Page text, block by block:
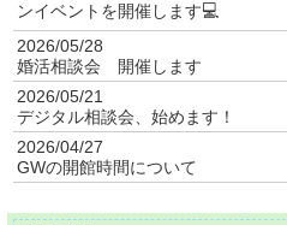
ンイベントを開催します💻
2026/05/28
婚活相談会 開催します
2026/05/21
デジタル相談会、始めます！
2026/04/27
GWの開館時間について